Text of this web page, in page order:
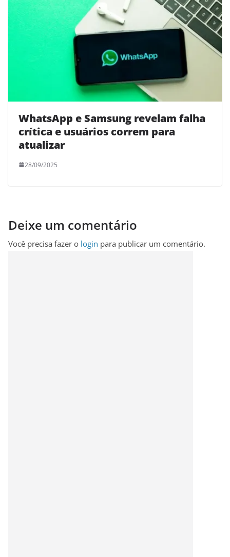
WhatsApp e Samsung revelam falha
crítica e usuários correm para
atualizar
28/09/2025
Deixe um comentário
Você precisa fazer o login para publicar um comentário.